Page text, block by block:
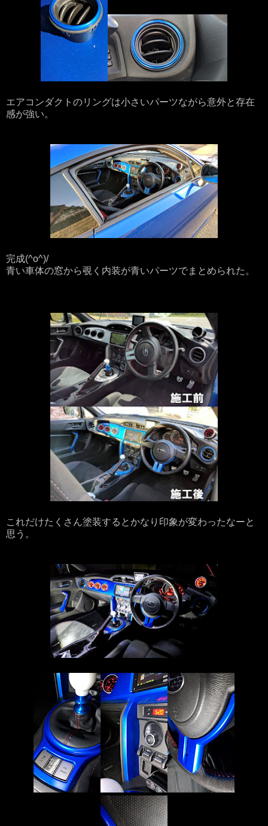
エアコンダクトのリングは小さいパーツながら意外と存在
感が強い。
完成(^o^)/
青い車体の窓から覗く内装が青いパーツでまとめられた。
これだけたくさん塗装するとかなり印象が変わったなーと
思う。